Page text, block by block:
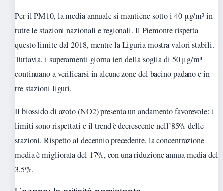
Per il PM10, la media annuale si mantiene sotto i 40 μg/m³ in
tutte le stazioni nazionali e regionali. Il Piemonte rispetta
questo limite dal 2018, mentre la Liguria mostra valori stabili.
Tuttavia, i superamenti giornalieri della soglia di 50 μg/m³
continuano a verificarsi in alcune zone del bacino padano e in
tre stazioni liguri.
Il biossido di azoto (NO2) presenta un andamento favorevole: i
limiti sono rispettati e il trend è decrescente nell’85% delle
stazioni. Rispetto al decennio precedente, la concentrazione
media è migliorata del 17%, con una riduzione annua media del
3,5%.